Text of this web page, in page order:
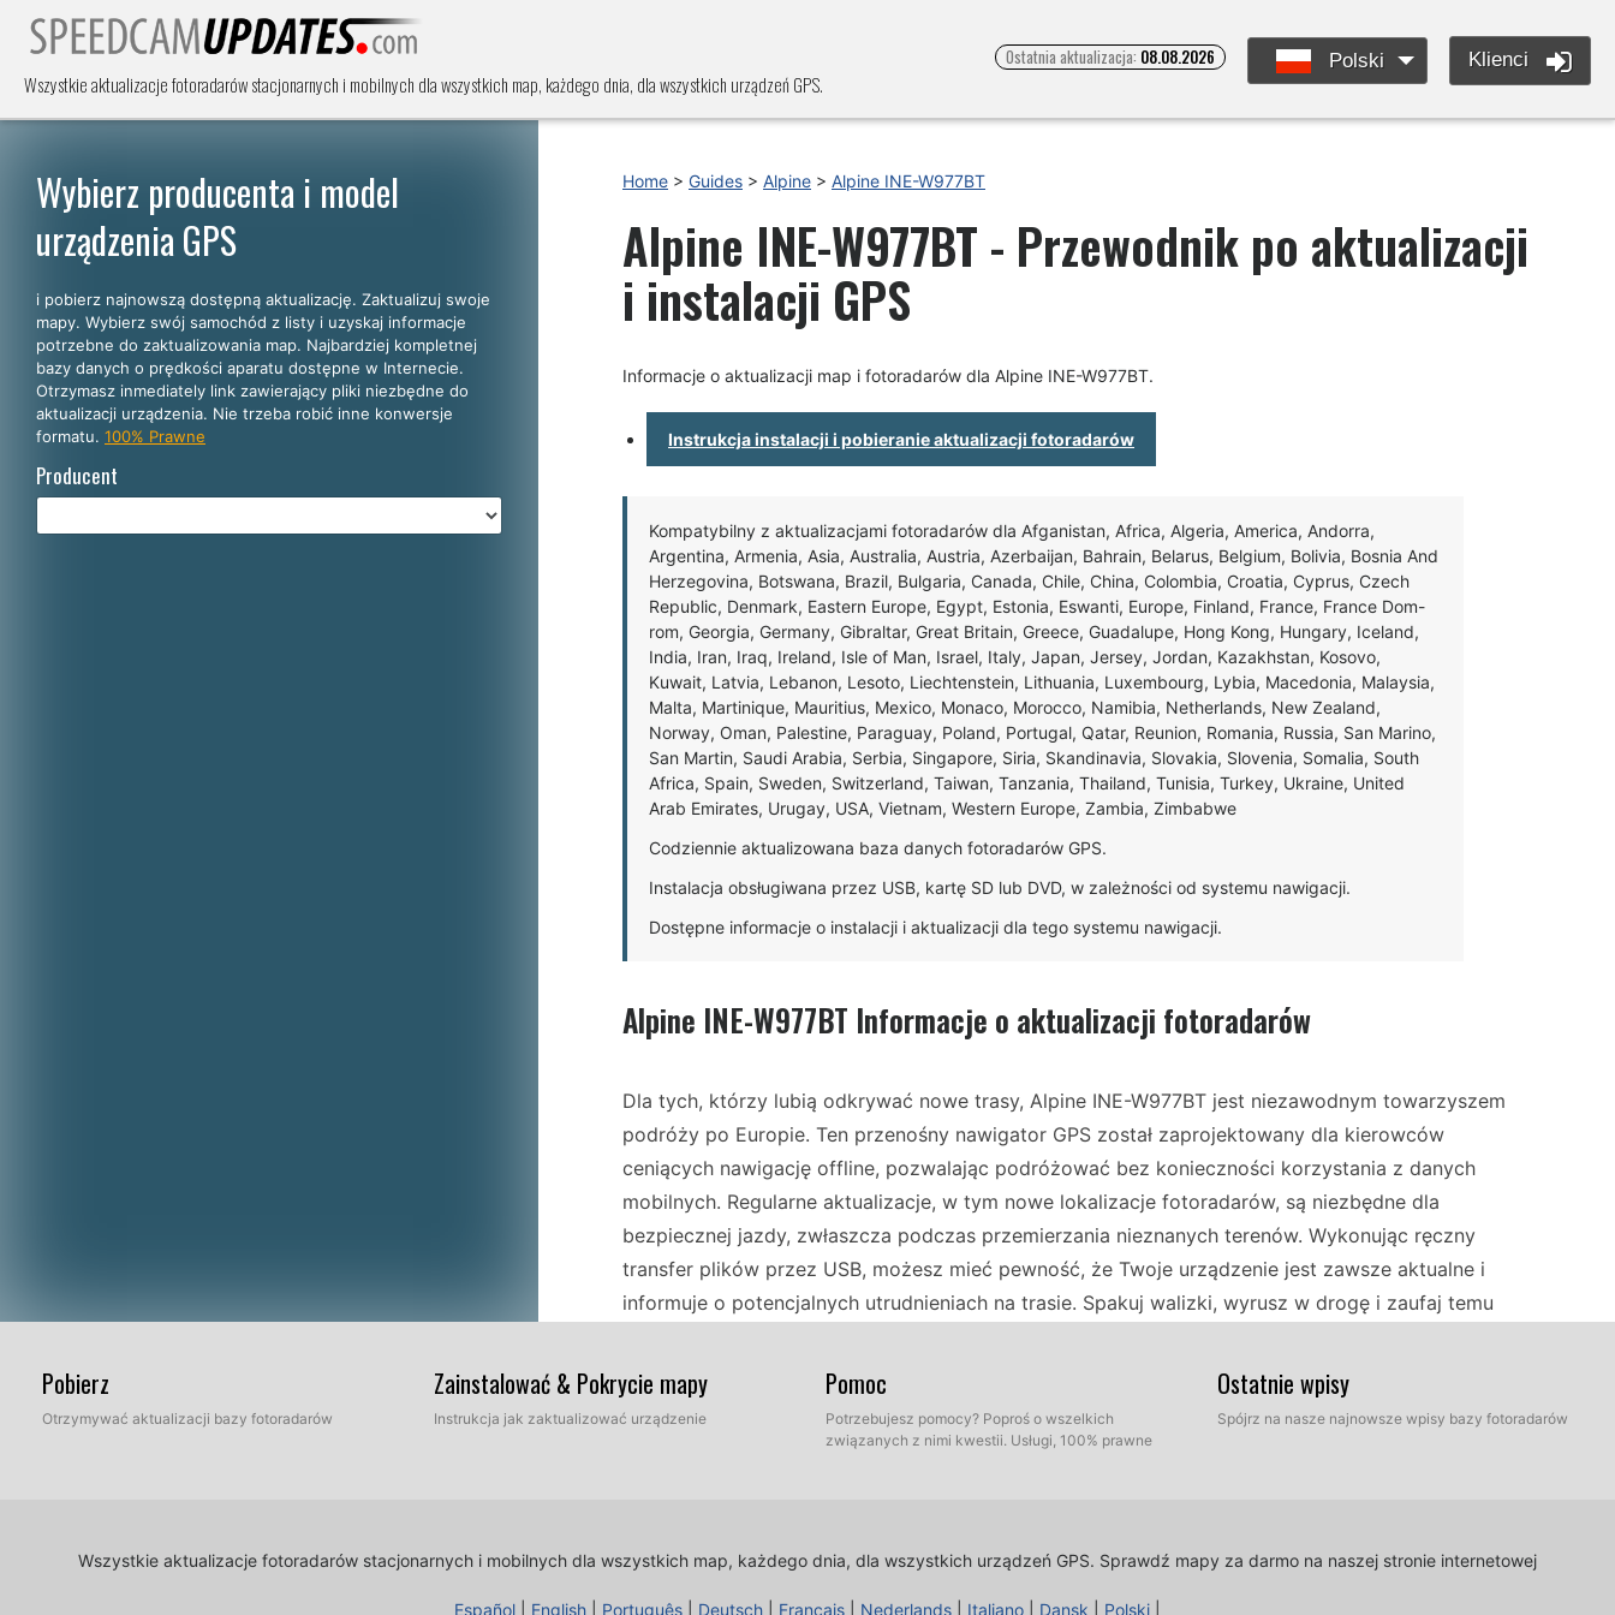
Wszystkie aktualizacje fotoradarów stacjonarnych i mobilnych dla wszystkich map, każdego dnia, dla wszystkich urządzeń GPS.
Ostatnia aktualizacja: 08.08.2026 Polski Klienci
Wybierz producenta i model
urządzenia GPS
i pobierz najnowszą dostępną aktualizację. Zaktualizuj swoje
mapy. Wybierz swój samochód z listy i uzyskaj informacje
potrzebne do zaktualizowania map. Najbardziej kompletnej
bazy danych o prędkości aparatu dostępne w Internecie.
Otrzymasz inmediately link zawierający pliki niezbędne do
aktualizacji urządzenia. Nie trzeba robić inne konwersje
formatu. 100% Prawne
Producent
Home > Guides > Alpine > Alpine INE-W977BT
Alpine INE-W977BT - Przewodnik po aktualizacji
i instalacji GPS
Informacje o aktualizacji map i fotoradarów dla Alpine INE-W977BT.
Instrukcja instalacji i pobieranie aktualizacji fotoradarów
Kompatybilny z aktualizacjami fotoradarów dla Afganistan, Africa, Algeria, America, Andorra,
Argentina, Armenia, Asia, Australia, Austria, Azerbaijan, Bahrain, Belarus, Belgium, Bolivia, Bosnia And
Herzegovina, Botswana, Brazil, Bulgaria, Canada, Chile, China, Colombia, Croatia, Cyprus, Czech
Republic, Denmark, Eastern Europe, Egypt, Estonia, Eswanti, Europe, Finland, France, France Dom-
rom, Georgia, Germany, Gibraltar, Great Britain, Greece, Guadalupe, Hong Kong, Hungary, Iceland,
India, Iran, Iraq, Ireland, Isle of Man, Israel, Italy, Japan, Jersey, Jordan, Kazakhstan, Kosovo,
Kuwait, Latvia, Lebanon, Lesoto, Liechtenstein, Lithuania, Luxembourg, Lybia, Macedonia, Malaysia,
Malta, Martinique, Mauritius, Mexico, Monaco, Morocco, Namibia, Netherlands, New Zealand,
Norway, Oman, Palestine, Paraguay, Poland, Portugal, Qatar, Reunion, Romania, Russia, San Marino,
San Martin, Saudi Arabia, Serbia, Singapore, Siria, Skandinavia, Slovakia, Slovenia, Somalia, South
Africa, Spain, Sweden, Switzerland, Taiwan, Tanzania, Thailand, Tunisia, Turkey, Ukraine, United
Arab Emirates, Urugay, USA, Vietnam, Western Europe, Zambia, Zimbabwe
Codziennie aktualizowana baza danych fotoradarów GPS.
Instalacja obsługiwana przez USB, kartę SD lub DVD, w zależności od systemu nawigacji.
Dostępne informacje o instalacji i aktualizacji dla tego systemu nawigacji.
Alpine INE-W977BT Informacje o aktualizacji fotoradarów
Dla tych, którzy lubią odkrywać nowe trasy, Alpine INE-W977BT jest niezawodnym towarzyszem
podróży po Europie. Ten przenośny nawigator GPS został zaprojektowany dla kierowców
ceniących nawigację offline, pozwalając podróżować bez konieczności korzystania z danych
mobilnych. Regularne aktualizacje, w tym nowe lokalizacje fotoradarów, są niezbędne dla
bezpiecznej jazdy, zwłaszcza podczas przemierzania nieznanych terenów. Wykonując ręczny
transfer plików przez USB, możesz mieć pewność, że Twoje urządzenie jest zawsze aktualne i
informuje o potencjalnych utrudnieniach na trasie. Spakuj walizki, wyrusz w drogę i zaufaj temu
Przy wyborze GPS do pojazdu kluczowa jest kompatybilność. Alpine INE-W977BT działa
bezproblemowo z różnymi systemami, co czyni go doskonałym wyborem dla kierowców
zasięgu. Regularne aktualizacje fotoradarów można łatwo zarządzać za pomocą prostego,
Pobierz
Otrzymywać aktualizacji bazy fotoradarów
Zainstalować & Pokrycie mapy
Instrukcja jak zaktualizować urządzenie
Pomoc
Potrzebujesz pomocy? Poproś o wszelkich
związanych z nimi kwestii. Usługi, 100% prawne
Ostatnie wpisy
Spójrz na nasze najnowsze wpisy bazy fotoradarów
Wszystkie aktualizacje fotoradarów stacjonarnych i mobilnych dla wszystkich map, każdego dnia, dla wszystkich urządzeń GPS. Sprawdź mapy za darmo na naszej stronie internetowej
Español English Português Deutsch Français Nederlands Italiano Dansk Polski